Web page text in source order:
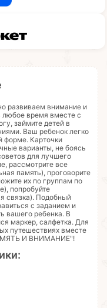
развиваем внимание и
любое время вместе с
займите детей в
Ваш ребенок легко
форме. Карточки
варианты, не боясь
для лучшего
рассмотрите все
память), проговорите
их по группам по
попробуйте
связка). Подобный
с заданием и
вашего ребенка. В
маркер, салфетка. Для
путешествиях вместе
И ВНИМАНИЕ"!